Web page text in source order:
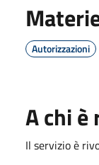
Autorizzazioni
A chi
Il servizio è